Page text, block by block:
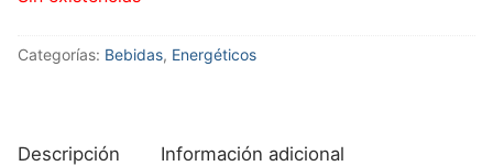
Categorías: Bebidas, Energéticos
Descripción Información adicional